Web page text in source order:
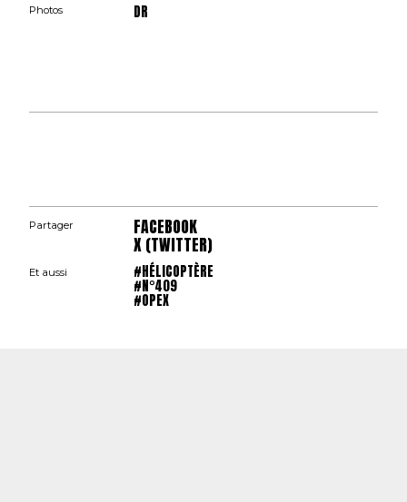
Photos DR
Partager FACEBOOK
X (TWITTER)
Et aussi #HÉLICOPTÈRE
#N°409
#OPEX